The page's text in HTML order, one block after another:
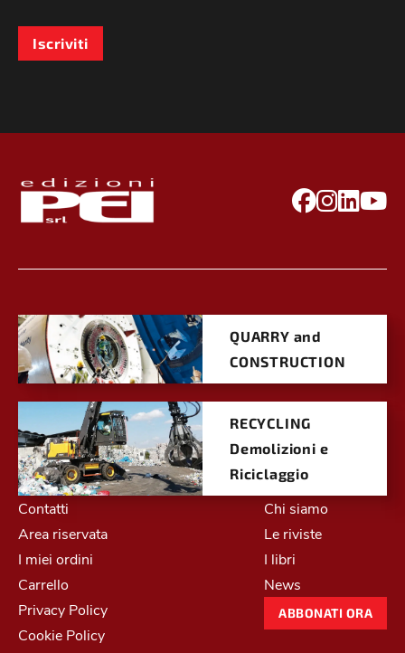
Iscriviti
QUARRY and
CONSTRUCTION
RECYCLING
Demolizioni e
Riciclaggio
Contatti
Area riservata
I miei ordini
Carrello
Privacy Policy
Cookie Policy
Chi siamo
Le riviste
I libri
News
ABBONATI ORA